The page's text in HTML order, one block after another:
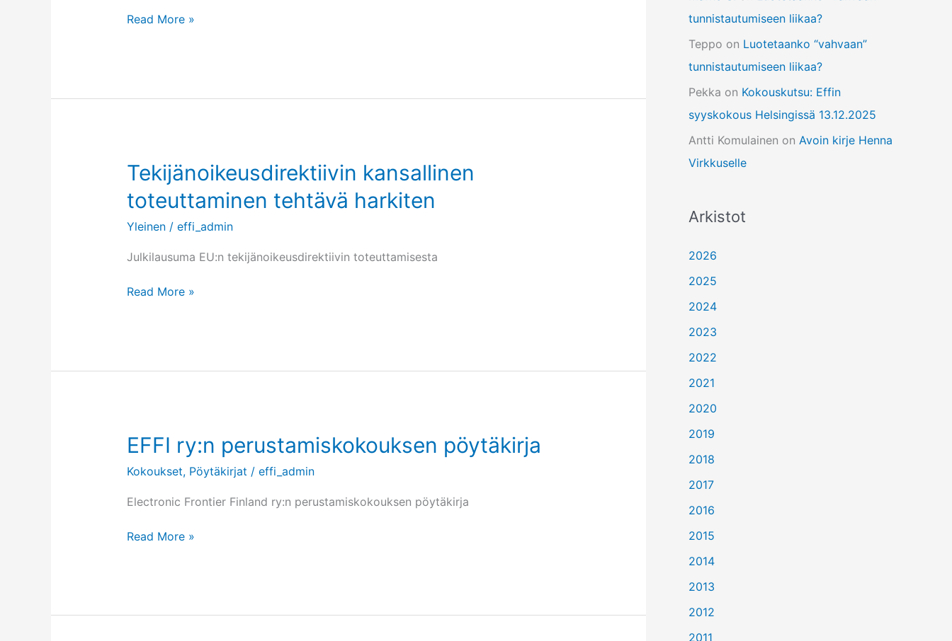
EFFIn
Read More »
Tekijänoikeusdirektiivin kansallinen
toteuttaminen tehtävä harkiten
Yleinen/ effi_admin
Julkilausuma EU:n tekijänoikeusdirektiivin toteuttamisesta
Tekijänoikeusdirektiivin
Read More »
EFFI ry:n perustamiskokouksen pöytäkirja
Kokoukset, Pöytäkirjat / effi_admin
Electronic Frontier Finland ry:n perustamiskokouksen pöytäkirja
EFFI
Read More »
tunnistautumiseen liikaa?
Teppo on Luotetaanko “vahvaan”
tunnistautumiseen liikaa?
Pekka on Kokouskutsu: Effin
syyskokous Helsingissä 13.12.2025
Antti Komulainen on Avoin kirje Henna
Virkkuselle
Arkistot
2026
2025
2024
2023
2022
2021
2020
2019
2018
2017
2016
2015
2014
2013
2012
2011